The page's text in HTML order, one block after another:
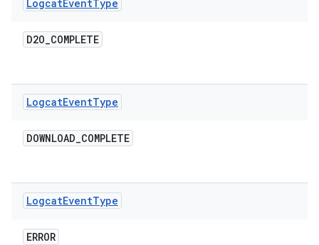
LogcatEventType
D2O_COMPLETE
LogcatEventType
DOWNLOAD_COMPLETE
LogcatEventType
ERROR